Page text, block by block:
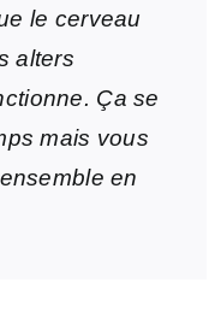
le cerveau
alters
Ça se
mais vous
en